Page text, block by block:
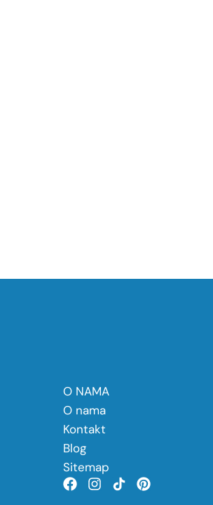
O NAMA
O nama
Kontakt
Blog
Sitemap